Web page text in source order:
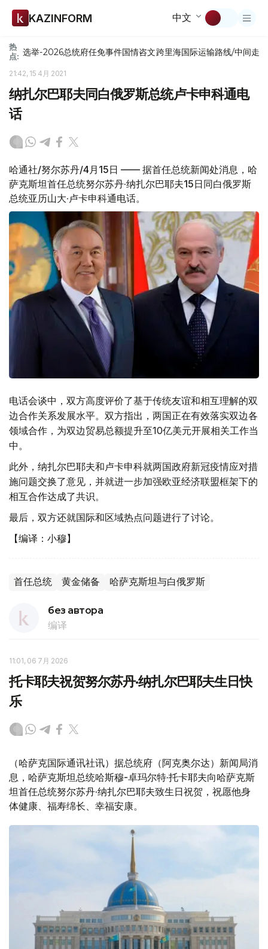
KAZINFORM 中文
热
点: 选举-2026总统府任免事件国情咨文跨里海国际运输路线/中间走廊
21:42, 15 4月 2021
纳扎尔巴耶夫同白俄罗斯总统卢卡申科通电
话
哈通社/努尔苏丹/4月15日 —— 据首任总统新闻处消息，哈
萨克斯坦首任总统努尔苏丹·纳扎尔巴耶夫15日同白俄罗斯
总统亚历山大·卢卡申科通电话。
电话会谈中，双方高度评价了基于传统友谊和相互理解的双
边合作关系发展水平。双方指出，两国正在有效落实双边各
领域合作，为双边贸易总额提升至10亿美元开展相关工作当
中。
此外，纳扎尔巴耶夫和卢卡申科就两国政府新冠疫情应对措
施问题交换了意见，并就进一步加强欧亚经济联盟框架下的
相互合作达成了共识。
最后，双方还就国际和区域热点问题进行了讨论。
【编译：小穆】
首任总统 黄金储备 哈萨克斯坦与白俄罗斯
без автора
编译
11:01, 06 7月 2026
托卡耶夫祝贺努尔苏丹·纳扎尔巴耶夫生日快
乐
（哈萨克国际通讯社讯）据总统府（阿克奥尔达）新闻局消
息，哈萨克斯坦总统哈斯穆-卓玛尔特·托卡耶夫向哈萨克斯
坦首任总统努尔苏丹·纳扎尔巴耶夫致生日祝贺，祝愿他身
体健康、福寿绵长、幸福安康。